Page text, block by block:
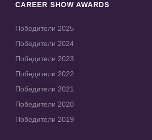
CAREER SHOW AWARDS
Победители 2025
Победители 2024
Победители 2023
Победители 2022
Победители 2021
Победители 2020
Победители 2019